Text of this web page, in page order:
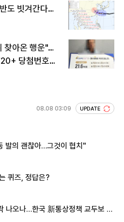
도 빗겨간다…
찾아온 행운"…
당첨번호조
08.08 03:09 UPDATE
발의 괜찮아…그것이 협치"
퀴즈, 정답은?
나오나…한국 新통상정책 교두보 활